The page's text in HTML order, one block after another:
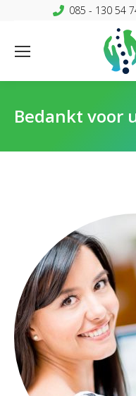
085 - 130 54
Bedankt voor